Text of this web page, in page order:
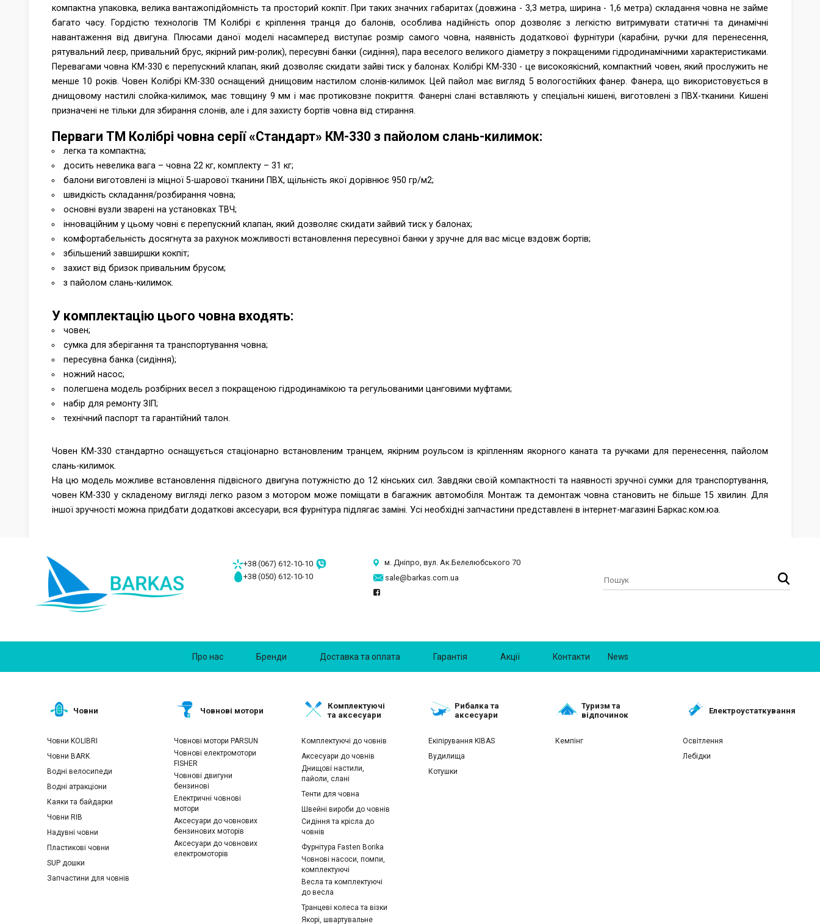
компактна упаковка, велика вантажопідйомність та просторий кокпіт. При таких значних габаритах (довжина - 3,3 метра, ширина - 1,6 метра) складання човна не займе
багато часу. Гордістю технологів ТМ Колібрі є кріплення транця до балонів, особлива надійність опор дозволяє з легкістю витримувати статичні та динамічні
навантаження від двигуна. Плюсами даної моделі насамперед виступає розмір самого човна, наявність додаткової фурнітури (карабіни, ручки для перенесення,
рятувальний леєр, привальний брус, якірний рим-ролик), пересувні банки (сидіння), пара веселого великого діаметру з покращеними гідродинамічними характеристиками.
Перевагами човна КМ-330 є перепускний клапан, який дозволяє скидати зайві тиск у балонах. Колібрі КМ-330 - це високоякісний, компактний човен, який прослужить не
менше 10 років. Човен Колібрі КМ-330 оснащений днищовим настилом слонів-килимок. Цей пайол має вигляд 5 вологостійких фанер. Фанера, що використовується в
днищовому настилі слойка-килимок, має товщину 9 мм і має протиковзне покриття. Фанерні слані вставляють у спеціальні кишені, виготовлені з ПВХ-тканини. Кишені
призначені не тільки для збирання слонів, але і для захисту бортів човна від стирання.
Перваги ТМ Колібрі човна серії «Стандарт» КМ-330 з пайолом слань-килимок:
легка та компактна;
досить невелика вага – човна 22 кг, комплекту – 31 кг;
балони виготовлені із міцної 5-шарової тканини ПВХ, щільність якої дорівнює 950 гр/м2;
швидкість складання/розбирання човна;
основні вузли зварені на установках ТВЧ;
інноваційним у цьому човні є перепускний клапан, який дозволяє скидати зайвий тиск у балонах;
комфортабельність досягнута за рахунок можливості встановлення пересувної банки у зручне для вас місце вздовж бортів;
збільшений завширшки кокпіт;
захист від бризок привальним брусом;
з пайолом слань-килимок.
У комплектацію цього човна входять:
човен;
сумка для зберігання та транспортування човна;
пересувна банка (сидіння);
ножний насос;
полегшена модель розбірних весел з покращеною гідродинамікою та регульованими цанговими муфтами;
набір для ремонту ЗІП;
технічний паспорт та гарантійний талон.
Човен КМ-330 стандартно оснащується стаціонарно встановленим транцем, якірним роульсом із кріпленням якорного каната та ручками для перенесення, пайолом
слань-килимок.
На цю модель можливе встановлення підвісного двигуна потужністю до 12 кінських сил. Завдяки своїй компактності та наявності зручної сумки для транспортування,
човен КМ-330 у складеному вигляді легко разом з мотором може поміщати в багажник автомобіля. Монтаж та демонтаж човна становить не більше 15 хвилин. Для
іншої зручності можна придбати додаткові аксесуари, вся фурнітура підлягає заміні. Усі необхідні запчастини представлені в інтернет-магазині Баркас.ком.юа.
+38 (067) 612-10-10
+38 (050) 612-10-10
м. Дніпро, вул. Ак.Белелюбського 70
sale@barkas.com.ua
Про нас Бренди Доставка та оплата Гарантія Акції Контакти News
Човни
Човни KOLIBRI
Човни BARK
Водні велосипеди
Водні атракціони
Каяки та байдарки
Човни RIB
Надувні човни
Пластикові човни
SUP дошки
Запчастини для човнів
Човнові мотори
Човнові мотори PARSUN
Човнові електромотори
FISHER
Човнові двигуни
бензинові
Електричні човнові
мотори
Аксесуари до човнових
бензинових моторів
Аксесуари до човнових
електромоторів
Комплектуючі
та аксесуари
Комплектуючі до човнів
Аксесуари до човнів
Днищові настили,
пайоли, слані
Тенти для човна
Швейні вироби до човнів
Сидіння та крісла до
човнів
Фурнітура Fasten Borika
Човнові насоси, помпи,
комплектуючі
Весла та комплектуючі
до весла
Транцеві колеса та візки
Якорі, швартувальне
Рибалка та
аксесуари
Екіпірування KIBAS
Вудилища
Котушки
Туризм та
відпочинок
Кемпінг
Електроустаткування
Освітлення
Лебідки